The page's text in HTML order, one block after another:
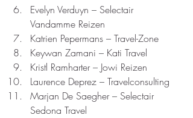
Evelyn Verduyn – Selectair
Vandamme Reizen
Katrien Pepermans – Travel-Zone
Keywan Zamani – Kati Travel
Kristl Ramharter – Jowi Reizen
Laurence Deprez – Travelconsulting
Marjan De Saegher – Selectair
Sedona Travel